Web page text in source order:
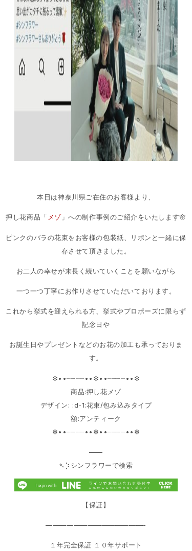
本日は神奈川県ご在住のお客様より、
押し花商品「 メゾ」への制作事例のご紹介をいたします🌸
ピンクのバラの花束をお客様の包装紙、リボンと一緒に保
存させて頂きました。
お二人の幸せが末長く続いていくことを願いながら
一つ一つ丁寧にお作りさせていただいております。
これから挙式を迎えられる方、挙式やプロポーズに限らず
記念日や
お誕生日やプレゼントなどのお花の加工も承っておりま
す。
✼••┈┈┈┈••✼••┈┈┈┈••✼
商品:押し花メゾ
デザイン: :d-1:花束/包み込みタイプ
額:アンティーク
✼••┈┈┈┈••✼••┈┈┈┈••✼
——
➴⡱シンフラワーで検索
【保証】
——————————————-
１年完全保証 １０年サポート